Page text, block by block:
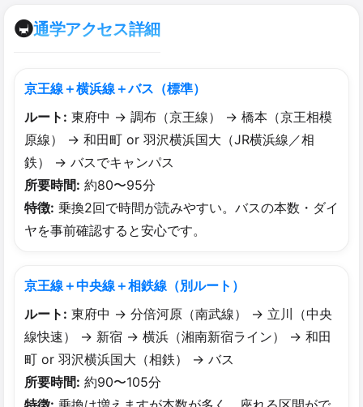
🚇通学アクセス詳細
京王線＋横浜線＋バス（標準）
ルート: 東府中 → 調布（京王線） → 橋本（京王相模
原線） → 和田町 or 羽沢横浜国大（JR横浜線／相
鉄） → バスでキャンパス
所要時間: 約80〜95分
特徴: 乗換2回で時間が読みやすい。バスの本数・ダイ
ヤを事前確認すると安心です。
京王線＋中央線＋相鉄線（別ルート）
ルート: 東府中 → 分倍河原（南武線） → 立川（中央
線快速） → 新宿 → 横浜（湘南新宿ライン） → 和田
町 or 羽沢横浜国大（相鉄） → バス
所要時間: 約90〜105分